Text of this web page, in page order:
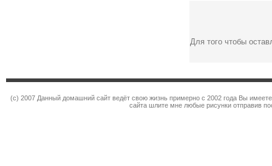
Для того чтобы
(c) 2007 Данный домашний сайт ведёт свою жизнь примерно с 2002 года Вы
сайта шлите мне любые рисунки отправив